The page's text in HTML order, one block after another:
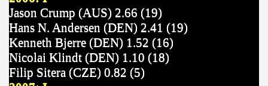
Jason Crump (AUS) 2.66 (19)
Hans N. Andersen (DEN) 2.41 (19)
Kenneth Bjerre (DEN) 1.52 (16)
Nicolai Klindt (DEN) 1.10 (18)
Filip Sitera (CZE) 0.82 (5)